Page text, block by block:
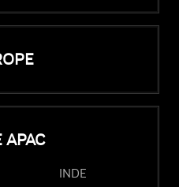
APAC
INDE